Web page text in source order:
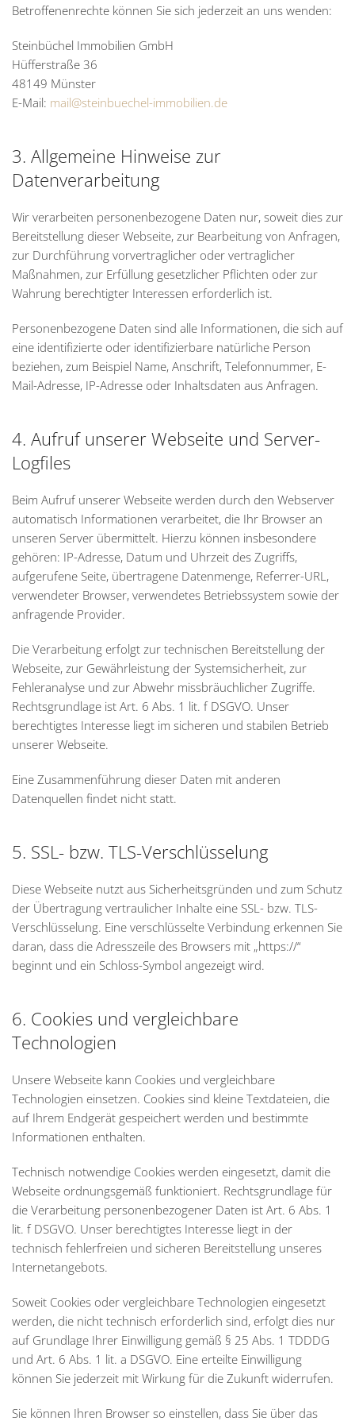
Betroffenenrechte können Sie sich jederzeit an uns wenden:
Steinbüchel Immobilien GmbH
Hüfferstraße 36
48149 Münster
E-Mail: mail@steinbuechel-immobilien.de
3. Allgemeine Hinweise zur
Datenverarbeitung
Wir verarbeiten personenbezogene Daten nur, soweit dies zur
Bereitstellung dieser Webseite, zur Bearbeitung von Anfragen,
zur Durchführung vorvertraglicher oder vertraglicher
Maßnahmen, zur Erfüllung gesetzlicher Pflichten oder zur
Wahrung berechtigter Interessen erforderlich ist.
Personenbezogene Daten sind alle Informationen, die sich auf
eine identifizierte oder identifizierbare natürliche Person
beziehen, zum Beispiel Name, Anschrift, Telefonnummer, E-
Mail-Adresse, IP-Adresse oder Inhaltsdaten aus Anfragen.
4. Aufruf unserer Webseite und Server-
Logfiles
Beim Aufruf unserer Webseite werden durch den Webserver
automatisch Informationen verarbeitet, die Ihr Browser an
unseren Server übermittelt. Hierzu können insbesondere
gehören: IP-Adresse, Datum und Uhrzeit des Zugriffs,
aufgerufene Seite, übertragene Datenmenge, Referrer-URL,
verwendeter Browser, verwendetes Betriebssystem sowie der
anfragende Provider.
Die Verarbeitung erfolgt zur technischen Bereitstellung der
Webseite, zur Gewährleistung der Systemsicherheit, zur
Fehleranalyse und zur Abwehr missbräuchlicher Zugriffe.
Rechtsgrundlage ist Art. 6 Abs. 1 lit. f DSGVO. Unser
berechtigtes Interesse liegt im sicheren und stabilen Betrieb
unserer Webseite.
Eine Zusammenführung dieser Daten mit anderen
Datenquellen findet nicht statt.
5. SSL- bzw. TLS-Verschlüsselung
Diese Webseite nutzt aus Sicherheitsgründen und zum Schutz
der Übertragung vertraulicher Inhalte eine SSL- bzw. TLS-
Verschlüsselung. Eine verschlüsselte Verbindung erkennen Sie
daran, dass die Adresszeile des Browsers mit „https://“
beginnt und ein Schloss-Symbol angezeigt wird.
6. Cookies und vergleichbare
Technologien
Unsere Webseite kann Cookies und vergleichbare
Technologien einsetzen. Cookies sind kleine Textdateien, die
auf Ihrem Endgerät gespeichert werden und bestimmte
Informationen enthalten.
Technisch notwendige Cookies werden eingesetzt, damit die
Webseite ordnungsgemäß funktioniert. Rechtsgrundlage für
die Verarbeitung personenbezogener Daten ist Art. 6 Abs. 1
lit. f DSGVO. Unser berechtigtes Interesse liegt in der
technisch fehlerfreien und sicheren Bereitstellung unseres
Internetangebots.
Soweit Cookies oder vergleichbare Technologien eingesetzt
werden, die nicht technisch erforderlich sind, erfolgt dies nur
auf Grundlage Ihrer Einwilligung gemäß § 25 Abs. 1 TDDDG
und Art. 6 Abs. 1 lit. a DSGVO. Eine erteilte Einwilligung
können Sie jederzeit mit Wirkung für die Zukunft widerrufen.
Sie können Ihren Browser so einstellen, dass Sie über das